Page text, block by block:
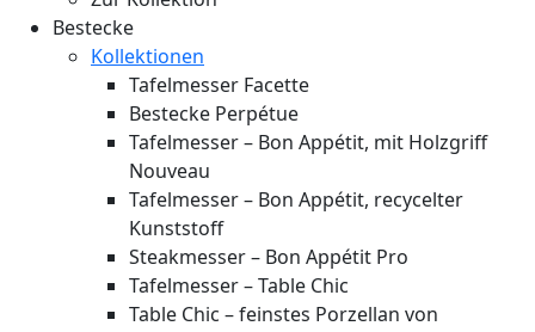
Bestecke
Kollektionen
Tafelmesser Facette
Bestecke Perpétue
Tafelmesser – Bon Appétit, mit Holzgriff
Nouveau
Tafelmesser – Bon Appétit, recycelter
Kunststoff
Steakmesser – Bon Appétit Pro
Tafelmesser – Table Chic
Table Chic – feinstes Porzellan von